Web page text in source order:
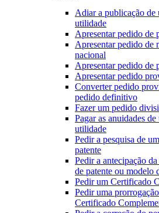
Adiar a publicação de
utilidade
Apresentar pedido de
Apresentar pedido de
nacional
Apresentar pedido de
Apresentar pedido
Converter pedido
pedido definitivo
Fazer um pedido
Pagar as anuidades
utilidade
Pedir a pesquisa de
patente
Pedir a antecipação
de patente ou modelo
Pedir um Certificado
Pedir uma
Certificado